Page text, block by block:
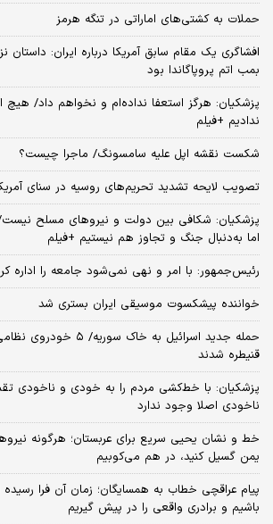
حملات به کشتی‌های اماراتی در تنگه هرمز
افشاگری یک مقام سابق آمریکا درباره ایران: داستان
بمب اتم پروپاگاندا بود
پزشکیان: هرگز استعفا نداده‌ام و نخواهم داد/ هیچ
ندادیم +فیلم
شکست نقشه اپل علیه سامسونگ/ ماجرا چیست؟
تصویب لایحه تشدید تحریم‌های روسیه در سنای
پزشکیان: شکافی بین دولت و نیروهای مسلح نیست/
اما به‌دنبال جنگ و تجاوز هم نیستیم +فیلم
رئیس‌جمهور: با امر و نهی نمی‌شود جامعه را اداره
خواننده پیشکسوت موسیقی ایران بستری شد
حمله جدید اسرائیل به خاک
قنیطره شدند
پزشکیان: با خط‌کشی مردم را به خودی و ناخودی
ناخودی اصلا وجود ندارد
خط و نشان یحیی سریع برای عربستان؛ هرگونه
یمن گسیل کنید، در هم می‌کوبیم
پیام عراقچی خطاب به همسایگان؛ زمان آن فرا
باشیم و برادری واقعی را در پیش گیریم